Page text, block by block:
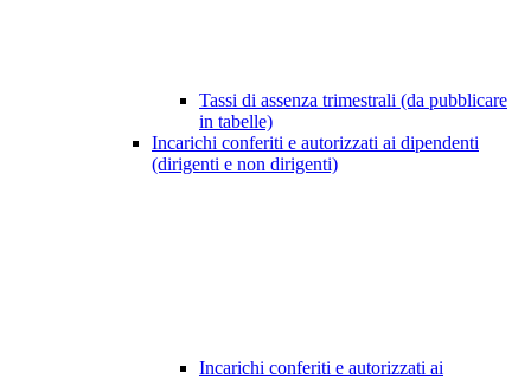
Tassi di assenza trimestrali (da pubblicare
in tabelle)
Incarichi conferiti e autorizzati ai dipendenti
(dirigenti e non dirigenti)
Incarichi conferiti e autorizzati ai